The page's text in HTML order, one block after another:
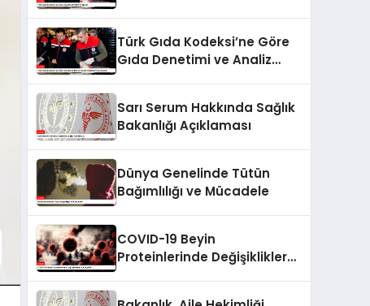
Türk Gıda Kodeksi’ne Göre
Gıda Denetimi ve Analiz
Sarı Serum Hakkında Sağlık
Bakanlığı Açıklaması
Dünya Genelinde Tütün
Bağımlılığı ve Mücadele
COVID-19 Beyin
Proteinlerinde Değişikliklere